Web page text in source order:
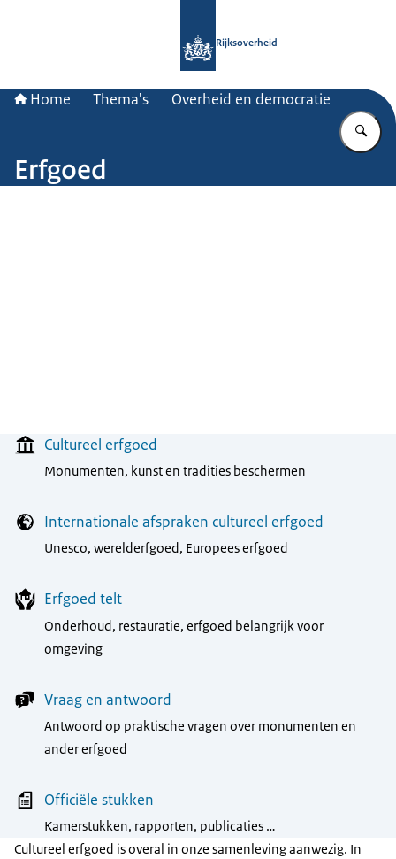
Rijksoverheid
Home Thema's Overheid en democratie
Erfgoed
MenuCultureel erfgoed
Monumenten, kunst en tradities beschermen
Internationale afspraken cultureel erfgoed
Unesco, werelderfgoed, Europees erfgoed
Erfgoed telt
Onderhoud, restauratie, erfgoed belangrijk voor
omgeving
Vraag en antwoord
Antwoord op praktische vragen over monumenten en
ander erfgoed
Officiële stukken
Kamerstukken, rapporten, publicaties …
Cultureel erfgoed is overal in onze samenleving aanwezig. In